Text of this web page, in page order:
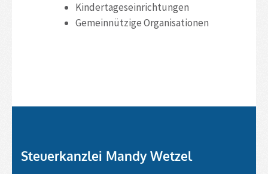
Kindertageseinrichtungen
Gemeinnützige Organisationen
Steuerkanzlei Mandy Wetzel